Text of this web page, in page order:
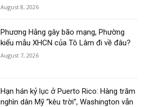
August 8, 2026
Phương Hằng gây bão mạng, Phường
kiểu mẫu XHCN của Tô Lâm đi về đâu?
August 7, 2026
Hạn hán kỷ lục ở Puerto Rico: Hàng trăm
nghìn dân Mỹ “kêu trời”, Washington vẫn